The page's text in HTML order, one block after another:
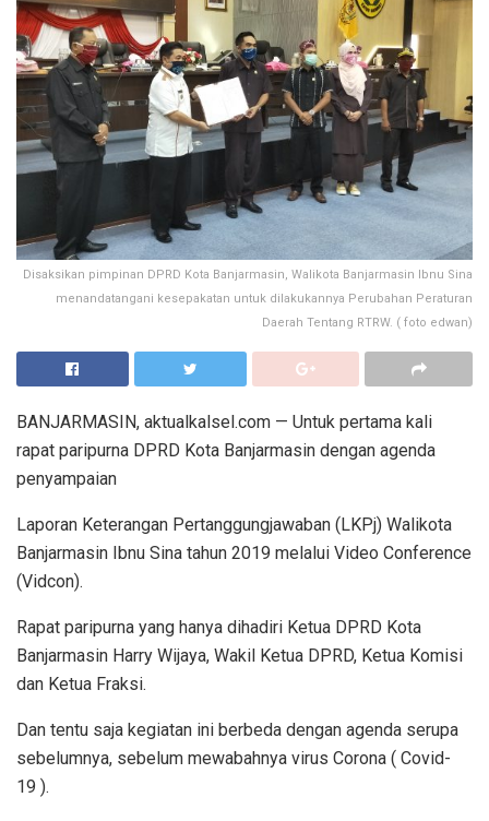
Disaksikan pimpinan DPRD Kota Banjarmasin, Walikota Banjarmasin Ibnu Sina
menandatangani kesepakatan untuk dilakukannya Perubahan Peraturan
Daerah Tentang RTRW. ( foto edwan)
BANJARMASIN, aktualkalsel.com — Untuk pertama kali
rapat paripurna DPRD Kota Banjarmasin dengan agenda
penyampaian
Laporan Keterangan Pertanggungjawaban (LKPj) Walikota
Banjarmasin Ibnu Sina tahun 2019 melalui Video Conference
(Vidcon).
Rapat paripurna yang hanya dihadiri Ketua DPRD Kota
Banjarmasin Harry Wijaya, Wakil Ketua DPRD, Ketua Komisi
dan Ketua Fraksi.
Dan tentu saja kegiatan ini berbeda dengan agenda serupa
sebelumnya, sebelum mewabahnya virus Corona ( Covid-
19 ).